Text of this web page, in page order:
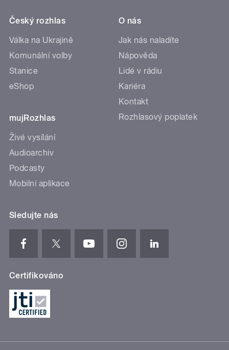
Český rozhlas
Válka na Ukrajině
Komunální volby
Stanice
eShop
mujRozhlas
Živé vysílání
Audioarchiv
Podcasty
Mobilní aplikace
O nás
Jak nás naladíte
Nápověda
Lidé v rádiu
Kariéra
Kontakt
Rozhlasový poplatek
Sledujte nás
Certifikováno